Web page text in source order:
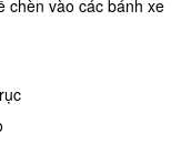
chèn vào các bánh xe